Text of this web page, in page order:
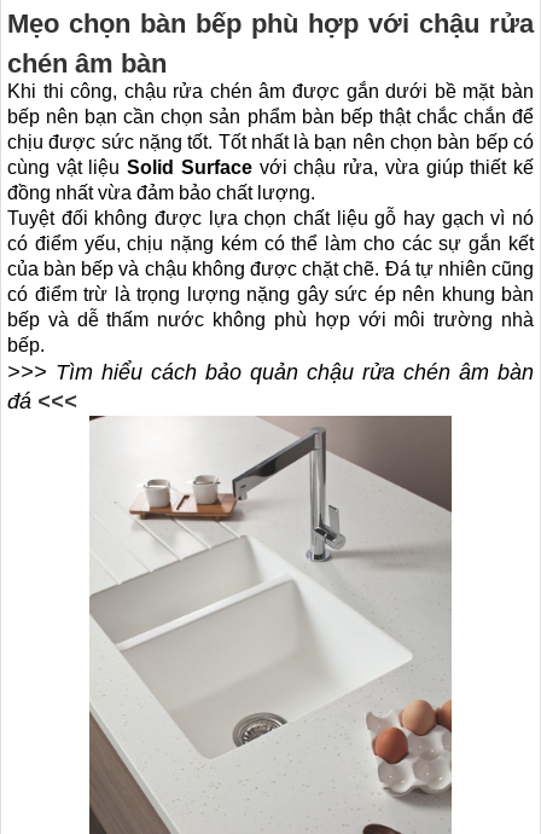
Mẹo chọn bàn bếp phù hợp với chậu rửa
chén âm bàn
Khi thi công, chậu rửa chén âm được gắn dưới bề mặt bàn
bếp nên bạn cần chọn sản phẩm bàn bếp thật chắc chắn để
chịu được sức nặng tốt. Tốt nhất là bạn nên chọn bàn bếp có
cùng vật liệuSolid Surface với chậu rửa, vừa giúp thiết kế
đồng nhất vừa đảm bảo chất lượng.
Tuyệt đối không được lựa chọn chất liệu gỗ hay gạch vì nó
có điểm yếu, chịu nặng kém có thể làm cho các sự gắn kết
của bàn bếp và chậu không được chặt chẽ. Đá tự nhiên cũng
có điểm trừ là trọng lượng nặng gây sức ép nên khung bàn
bếp và dễ thấm nước không phù hợp với môi trường nhà
bếp.
>>> Tìm hiểu cách bảo quản chậu rửa chén âm bàn
đá <<<